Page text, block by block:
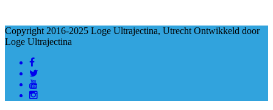
Copyright 2016-2025 Loge Ultrajectina, Utrecht Ontwikkeld door
Loge Ultrajectina